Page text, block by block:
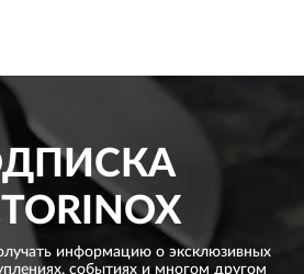
информацию о эксклюзивных
событиях и многом другом